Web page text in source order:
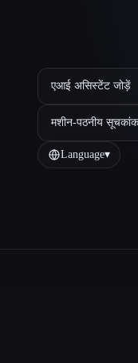
एआई असिस्टेंट जोड़ें
मशीन-पठनीय सूचकांक
Language▾